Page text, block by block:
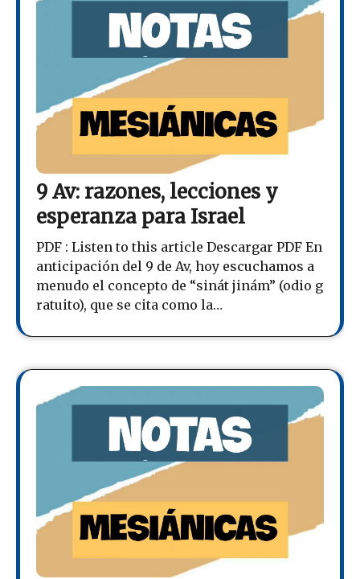
9 Av: razones, lecciones y
esperanza para Israel
PDF : Listen to this article Descargar PDF En
anticipación del 9 de Av, hoy escuchamos a
menudo el concepto de “sinát jinám” (odio g
ratuito), que se cita como la…